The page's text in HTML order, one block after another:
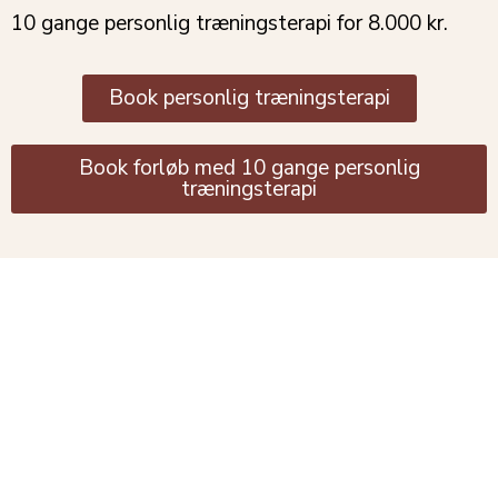
10 gange personlig træningsterapi for 8.000 kr.
Book personlig træningsterapi
Book forløb med 10 gange personlig
træningsterapi